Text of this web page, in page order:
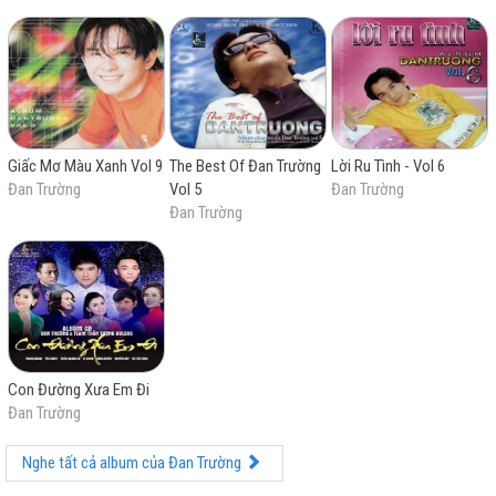
đã mang đến thành công bất ngờ, tiếp nối là những bản
hit lớn như "Mưa trên cuộc tình", "Bước chân lẻ loi" và
đặc biệt là "Đi về nơi xa". Phong cách âm nhạc của anh
có ảnh hưởng lớn từ dòng nhạc Cantopop, anh đạt
thành công ở nhiều dòng nhạc khác nhau, từ nhạc trẻ
đến nhạc truyền thống và dân ca trữ tình.
Trong suốt sự nghiệp ca hát hơn 20 năm, Đan Trường
đã nhận được nhiều giải thưởng âm nhạc, phần lớn là
danh hiệu "Ca sĩ được yêu thích nhất" và "Nam ca sĩ
được yêu thích nhất" liên tiếp nhiều năm của nhiều giải
thưởng như Làn Sóng Xanh, Giải Mai Vàng, Ngôi sao
Bạch Kim, HTV Awards và Zing Music Awards, trước khi
anh tự rút lui. Anh thắng 1 giải "Ca sĩ của năm" tại Giải
thưởng Làn Sóng Xanh và nhận 1 đề cử "Ca sĩ của
năm" tại Giải thưởng Âm nhạc Cống hiến, ngoài ra còn
những giải thưởng khác như VTV Bài hát tôi yêu và
cạnh ca hát, anh còn tham gia vào lĩnh vực phim ảnh
với các bộ phim nổi bật như: Võ lâm truyền kỳ (2007),
Giấc Mơ Màu Xanh Vol 9
Đan Trường
The Best Of Đan Trường
Vol 5
Đan Trường
Lời Ru Tình - Vol 6
Đan Trường
Con Đường Xưa Em Đi
Đan Trường
Nghe tất cả album của Đan Trường